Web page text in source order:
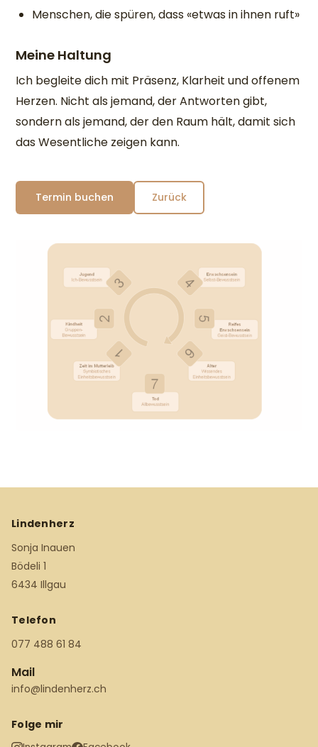
Menschen, die spüren, dass «etwas in ihnen ruft»
Meine Haltung
Ich begleite dich mit Präsenz, Klarheit und offenem
Herzen. Nicht als jemand, der Antworten gibt,
sondern als jemand, der den Raum hält, damit sich
das Wesentliche zeigen kann.
Termin buchen Zurück
Lindenherz
Sonja Inauen
Bödeli 1
6434 Illgau
Telefon
077 488 61 84
Mail
info@lindenherz.ch
Folge mir